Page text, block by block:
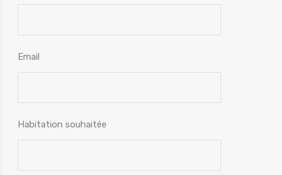
Email
Habitation souhaitée